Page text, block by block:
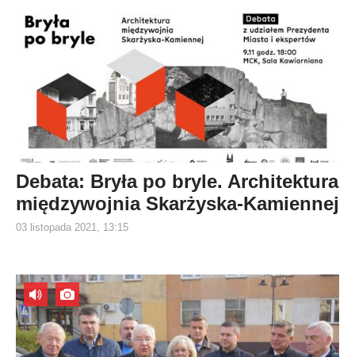
Debata: Bryła po bryle. Architektura
międzywojnia Skarżyska-Kamiennej
03 listopada 2021, 13:15